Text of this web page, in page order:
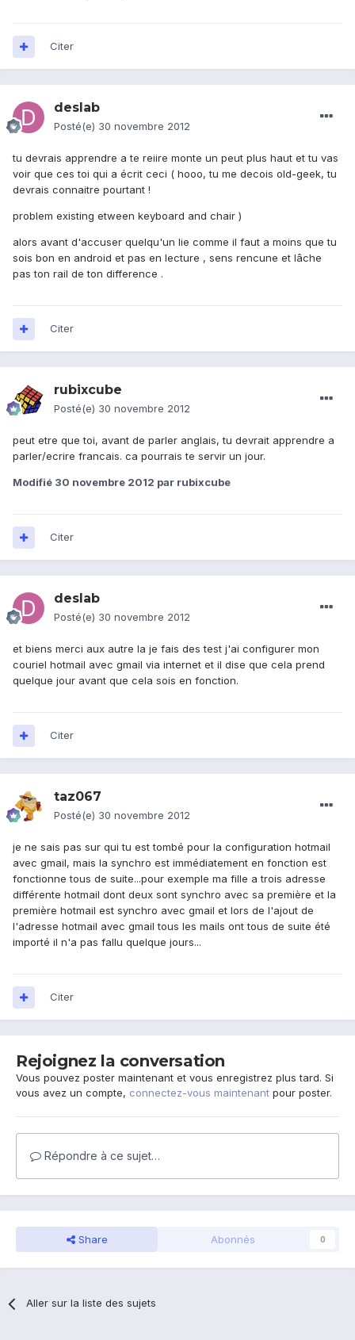
Citer
deslab
Posté(e) 30 novembre 2012
tu devrais apprendre a te reiire monte un peut plus haut et tu vas
voir que ces toi qui a écrit ceci ( hooo, tu me decois old-geek, tu
devrais connaitre pourtant !
problem existing etween keyboard and chair )
alors avant d'accuser quelqu'un lie comme il faut a moins que tu
sois bon en android et pas en lecture , sens rencune et lâche
pas ton rail de ton difference .
Citer
rubixcube
Posté(e) 30 novembre 2012
peut etre que toi, avant de parler anglais, tu devrait apprendre a
parler/ecrire francais. ca pourrais te servir un jour.
Modifié 30 novembre 2012 par rubixcube
Citer
deslab
Posté(e) 30 novembre 2012
et biens merci aux autre la je fais des test j'ai configurer mon
couriel hotmail avec gmail via internet et il dise que cela prend
quelque jour avant que cela sois en fonction.
Citer
taz067
Posté(e) 30 novembre 2012
je ne sais pas sur qui tu est tombé pour la configuration hotmail
avec gmail, mais la synchro est immédiatement en fonction est
fonctionne tous de suite...pour exemple ma fille a trois adresse
différente hotmail dont deux sont synchro avec sa première et la
première hotmail est synchro avec gmail et lors de l'ajout de
l'adresse hotmail avec gmail tous les mails ont tous de suite été
importé il n'a pas fallu quelque jours...
Citer
Rejoignez la conversation
Vous pouvez poster maintenant et vous enregistrez plus tard. Si
vous avez un compte, connectez-vous maintenant pour poster.
Répondre à ce sujet…
Share Abonnés 0
Aller sur la liste des sujets